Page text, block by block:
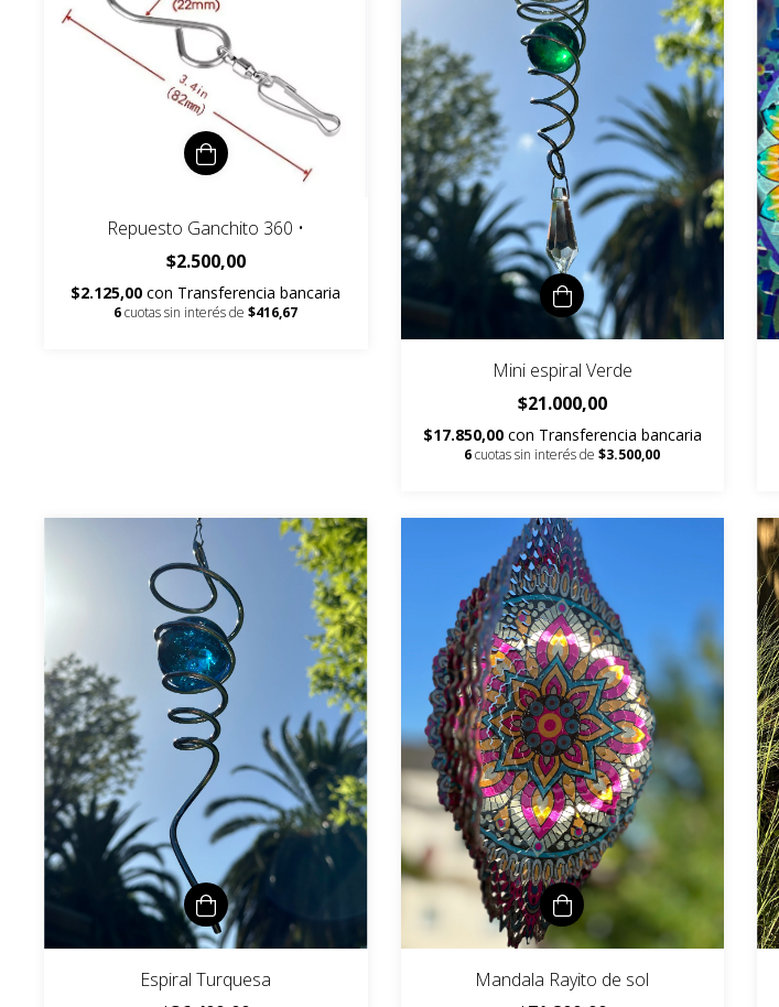
Repuesto Ganchito 360 •
$2.500,00
$2.125,00con Transferencia bancaria
6cuotas sin interés de$416,67
Mini espiral Verde
$21.000,00
$17.850,00 con Transferencia bancaria
6cuotas sin interés de$3.500,00
Espiral Turquesa
Mandala Rayito de sol